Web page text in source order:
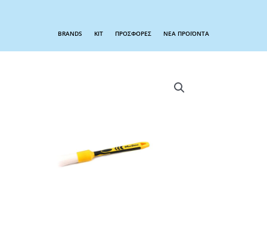
BRANDS KIT ΠΡΟΣΦΟΡΕΣ ΝΕΑ ΠΡΟΪΟΝΤΑ